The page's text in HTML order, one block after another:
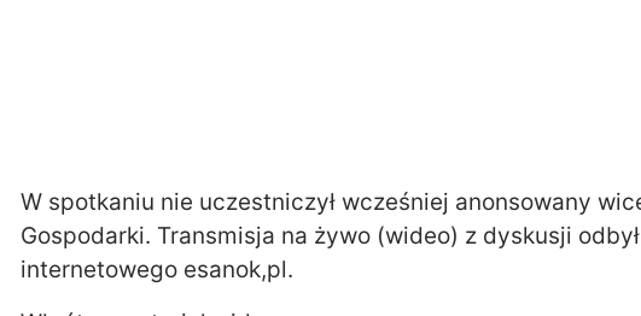
W spotkaniu nie uczestniczył wcześniej anonsowany
Gospodarki. Transmisja na żywo (wideo) z dyskusji
internetowego esanok,pl.